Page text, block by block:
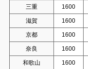
三重 1600
滋賀 1600
京都 1600
奈良 1600
和歌山 1600